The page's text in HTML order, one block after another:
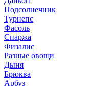
Подсолнечник
Турнепс
Фасоль
Спаржа
Физалис
Разные овощи
Дыня
Брюква
Арбуз